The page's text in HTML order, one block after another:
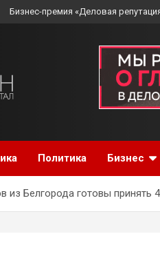
Бизнес-премия «Деловая
Политика Бизнес
из Белгорода готовы принять